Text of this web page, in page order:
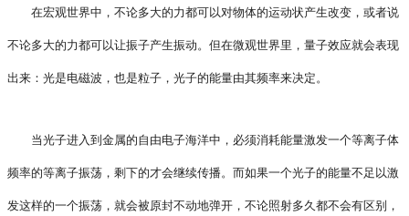
在宏观世界中，不论多大的力都可以对物体的运动状产生改变，或者说
不论多大的力都可以让振子产生振动。但在微观世界里，量子效应就会表现
出来：光是电磁波，也是粒子，光子的能量由其频率来决定。
当光子进入到金属的自由电子海洋中，必须消耗能量激发一个等离子体
频率的等离子振荡，剩下的才会继续传播。而如果一个光子的能量不足以激
发这样的一个振荡，就会被原封不动地弹开，不论照射多久都不会有区别，